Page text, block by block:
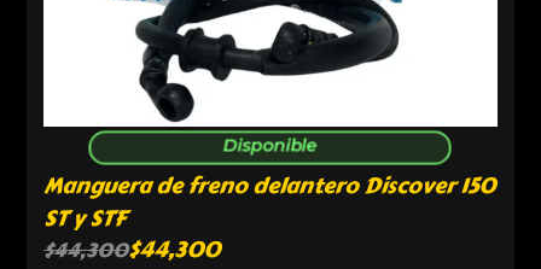
Disponible
Manguera de freno delantero Discover 150
ST y STF
$44,300$44,300